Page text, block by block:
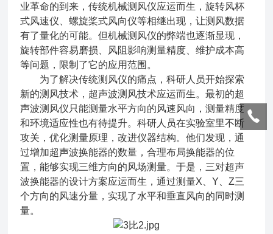
业革命的到来，传统机械测风仪应运而生，旋转风杯
式风速仪、螺旋桨式风向仪等相继出现，让测风数据
有了量化的可能。但机械测风仪的弊端也逐渐显现，
旋转部件容易磨损、风阻影响测量精度、维护成本高
等问题，限制了它的应用范围。
为了解决传统测风仪的痛点，科研人员开始探索
新的测风技术，超声波测风技术应运而生。最初的超
声波测风仪只能测量水平方向的风速风向，测量精度
和环境适应性也有待提升。科研人员在实验室里不断
攻关，优化测量原理，改进仪器结构。他们发现，通
过增加超声波换能器的数量，合理布局换能器的位
置，能够实现三维方向的风场测量。于是，三对超声
波换能器的设计方案应运而生，通过测量X、Y、Z三
个方向的风速分量，实现了水平和垂直风向的同时测
量。